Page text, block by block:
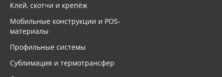
Клей, скотчи и крепёж
Мобильные конструкции и POS-
материалы
Профильные системы
Сублимация и термотрансфер